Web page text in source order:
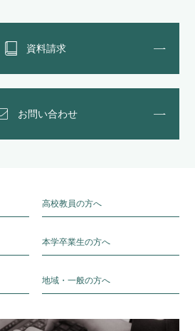
資料請求
お問い合わせ
高校教員の方へ
本学卒業生の方へ
地域・一般の方へ